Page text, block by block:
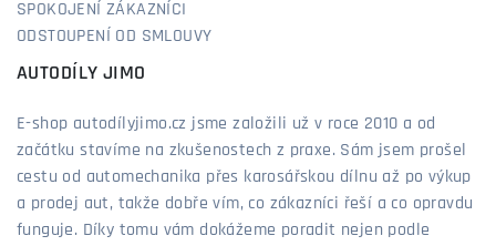
SPOKOJENÍ ZÁKAZNÍCI
ODSTOUPENÍ OD SMLOUVY
AUTODÍLY JIMO
E-shop autodílyjimo.cz jsme založili už v roce 2010 a od
začátku stavíme na zkušenostech z praxe. Sám jsem prošel
cestu od automechanika přes karosářskou dílnu až po výkup
a prodej aut, takže dobře vím, co zákazníci řeší a co opravdu
funguje. Díky tomu vám dokážeme poradit nejen podle